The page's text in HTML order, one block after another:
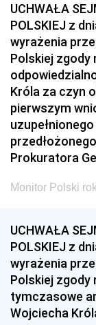
UCHWAŁA
POLSKIEJ z
wyrażenia
Polskiej zgody
Króla za czyn
pierwszym
Prokuratora
Monitor Polski
UCHWAŁA
POLSKIEJ z
wyrażenia
Polskiej zgody
tymczasowe
Wojciecha